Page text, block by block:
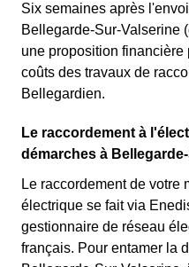
Six semaines après
Bellegarde-Sur-Valserine
une proposition
coûts des travaux de
Bellegardien.
Le raccordement à
démarches à
Le raccordement de votre
électrique se fait via
gestionnaire de réseau
français. Pour entamer la